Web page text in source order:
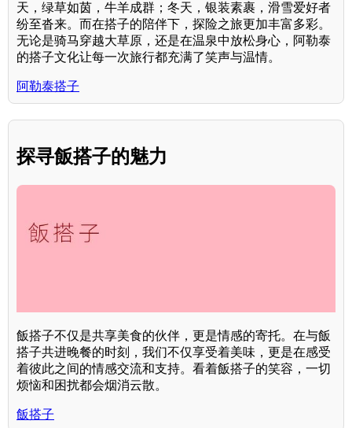
天，绿草如茵，牛羊成群；冬天，银装素裹，滑雪爱好者
纷至沓来。而在搭子的陪伴下，探险之旅更加丰富多彩。
无论是骑马穿越大草原，还是在温泉中放松身心，阿勒泰
的搭子文化让每一次旅行都充满了笑声与温情。
阿勒泰搭子
探寻飯搭子的魅力
飯搭子不仅是共享美食的伙伴，更是情感的寄托。在与飯
搭子共进晚餐的时刻，我们不仅享受着美味，更是在感受
着彼此之间的情感交流和支持。看着飯搭子的笑容，一切
烦恼和困扰都会烟消云散。
飯搭子